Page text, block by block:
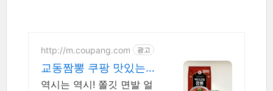
http://m.coupang.com 광고
교동짬뽕 쿠팡 맛있는
짬뽕 안심구매
역시는 역시! 쫄깃 면발 얼